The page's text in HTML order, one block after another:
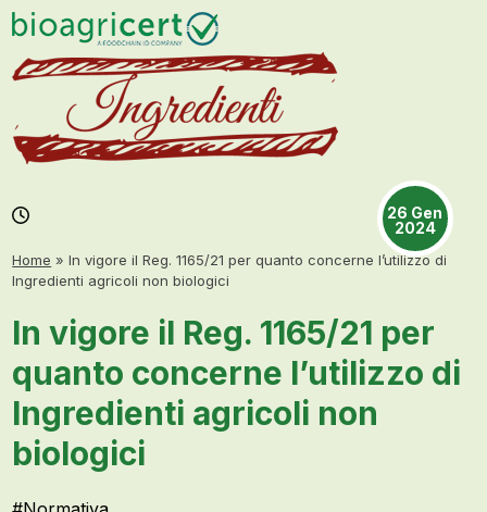
Skip
to
content
Open
mobile
menu
Close
mobile
menu
26 Gen
2024
Home »In vigore il Reg. 1165/21 per quanto concerne l’utilizzo di
Ingredienti agricoli non biologici
In vigore il Reg. 1165/21 per
quanto concerne l’utilizzo di
Ingredienti agricoli non
biologici